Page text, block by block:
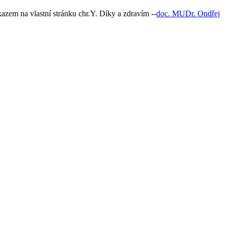
na vlastní stránku chr.Y. Díky a zdravím --doc. MUDr. Ondřej